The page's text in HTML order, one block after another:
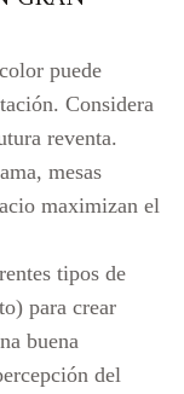
puede
Considera
reventa.
mesas
maximizan el
tipos de
para crear
buena
del